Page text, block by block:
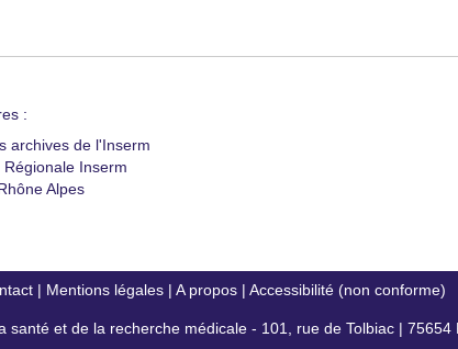
:
archives de l'Inserm
Régionale Inserm
Alpes
| Mentions légales| A propos| Accessibilité (non conforme)
santé et de la recherche médicale - 101, rue de Tolbiac | 75654